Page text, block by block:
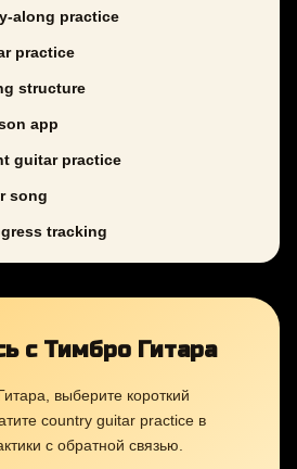
along practice
practice
structure
app
guitar practice
song
tracking
с Тимбро Гитара
выберите короткий
country guitar practice в
с обратной связью.